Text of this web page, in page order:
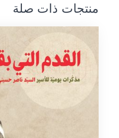
منتجات ذات صلة